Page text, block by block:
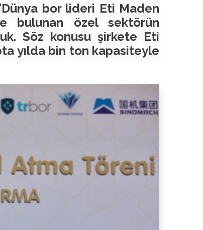
bor lideri Eti Maden
bulunan özel sektörün
Söz konusu şirkete Eti
yılda bin ton kapasiteyle